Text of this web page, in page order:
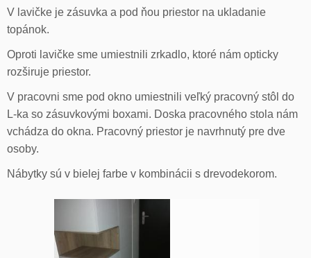
V lavičke je zásuvka a pod ňou priestor na ukladanie
topánok.
Oproti lavičke sme umiestnili zrkadlo, ktoré nám opticky
rozširuje priestor.
V pracovni sme pod okno umiestnili veľký pracovný stôl do
L-ka so zásuvkovými boxami. Doska pracovného stola nám
vchádza do okna. Pracovný priestor je navrhnutý pre dve
osoby.
Nábytky sú v bielej farbe v kombinácii s drevodekorom.